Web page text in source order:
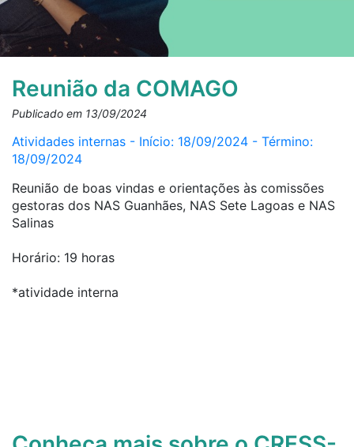
Reunião da COMAGO
Publicado em 13/09/2024
Atividades internas - Início: 18/09/2024 - Término:
18/09/2024
Reunião de boas vindas e orientações às comissões
gestoras dos NAS Guanhães, NAS Sete Lagoas e NAS
Salinas
Horário: 19 horas
*atividade interna